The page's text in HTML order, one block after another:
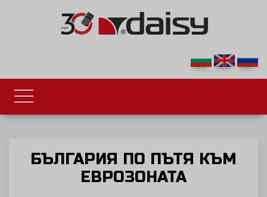
БЪЛГАРИЯ ПО ПЪТЯ КЪМ
ЕВРОЗОНАТА